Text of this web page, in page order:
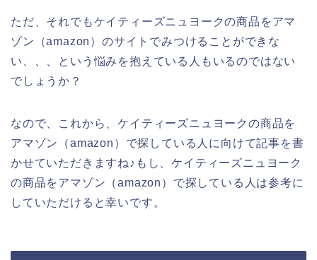
ただ、それでもケイティーズニュヨークの商品をアマ
ゾン（amazon）のサイトでみつけることができな
い、、、という悩みを抱えている人もいるのではない
でしょうか？
なので、これから、ケイティーズニュヨークの商品を
アマゾン（amazon）で探している人に向けて記事を書
かせていただきますね♪もし、ケイティーズニュヨーク
の商品をアマゾン（amazon）で探している人は参考に
していただけると幸いです。